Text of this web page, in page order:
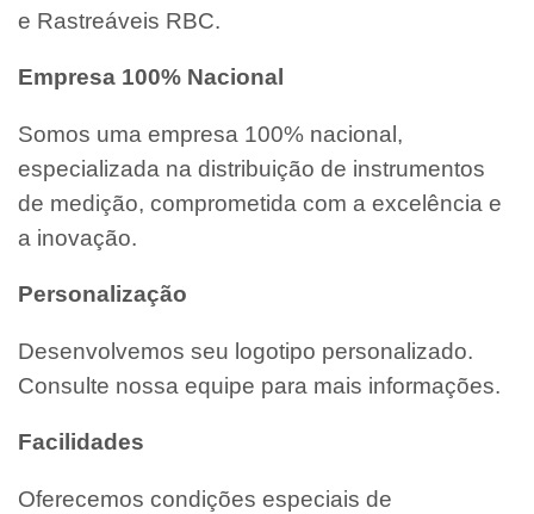
e Rastreáveis RBC.
Empresa 100% Nacional
Somos uma empresa 100% nacional,
especializada na distribuição de instrumentos
de medição, comprometida com a excelência e
a inovação.
Personalização
Desenvolvemos seu logotipo personalizado.
Consulte nossa equipe para mais informações.
Facilidades
Oferecemos condições especiais de